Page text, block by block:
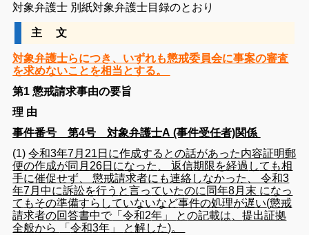
対象弁護士 別紙対象弁護士目録のとおり
主文
対象弁護士らにつき、いずれも懲戒委員会に事案の審査
を求めないことを相当とする。
第1 懲戒請求事由の要旨
理 由
事件番号 第4号 対象弁護士A (事件受任者)関係
(1)令和3年7月 21 日 に作成する との話があった内容証明郵
便の作成が同 月 26日 になった 、返信期限を経過 して も相
手に催促せず 、懲戒請求者に も連絡しなかった 、令和3
年7月中に訴訟を行う と言っていたのに 同年8月末 になっ
て もその準備すら していないなど事件の処理が遅い(懲戒
請求者の回答書中で「令和2年 」 との記載は 、提出証拠
全般から 「令和3年 」 と解した)。